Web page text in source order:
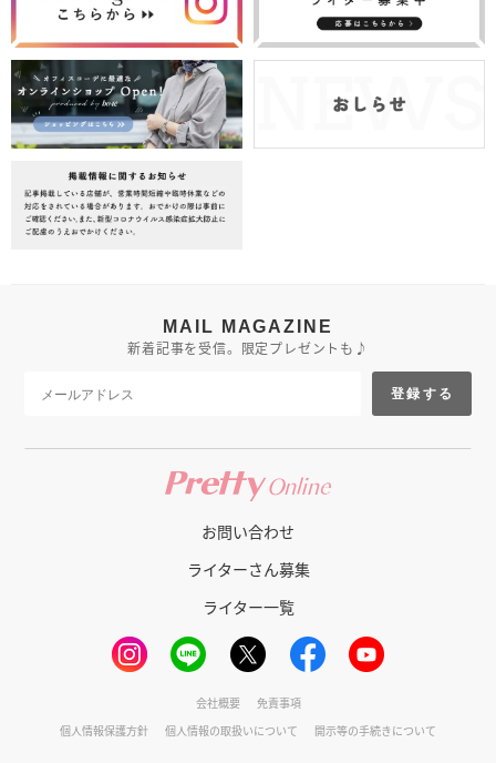
MAIL MAGAZINE
新着記事を受信。限定プレゼントも♪
登録する
お問い合わせ
ライターさん募集
ライター一覧
会社概要
免責事項
個人情報保護方針
個人情報の取扱いについて 開示等の手続きについて